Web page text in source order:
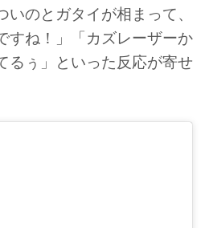
のとガタイが相まって、
すね！」「カズレーザーか
るぅ」といった反応が寄せ